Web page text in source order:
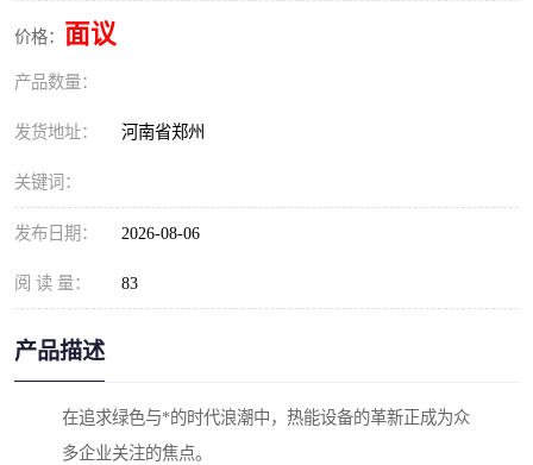
价格： 面议
产品数量：
发货地址： 河南省郑州
关键词：
发布日期： 2026-08-06
阅 读 量： 83
产品描述
在追求绿色与*的时代浪潮中，热能设备的革新正成为众
多企业关注的焦点。